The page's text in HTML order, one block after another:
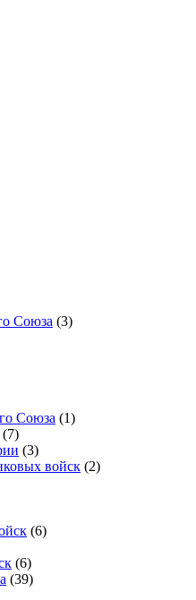
Союза (3)
Союза (1)
(7)
(3)
войск (2)
(6)
(6)
(39)